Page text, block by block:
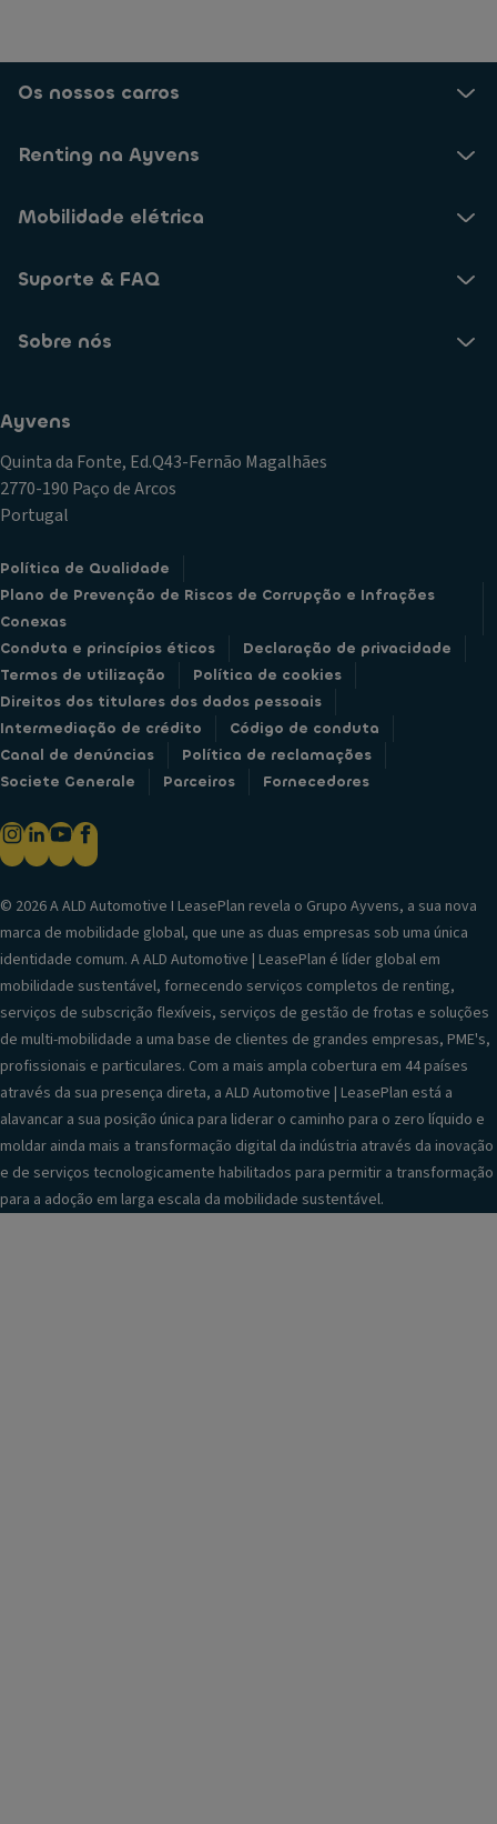
Os nossos carros
Renting na Ayvens
Mobilidade elétrica
Suporte & FAQ
Sobre nós
Ayvens
Quinta da Fonte, Ed.Q43-Fernão Magalhães
2770-190 Paço de Arcos
Portugal
Política de Qualidade
Plano de Prevenção de Riscos de Corrupção e Infrações
Conexas
Conduta e princípios éticos
Declaração de privacidade
Termos de utilização
Política de cookies
Direitos dos titulares dos dados pessoais
Intermediação de crédito
Código de conduta
Canal de denúncias
Política de reclamações
Societe Generale
Parceiros Fornecedores
© 2026 A ALD Automotive I LeasePlan revela o Grupo Ayvens, a sua nova
marca de mobilidade global, que une as duas empresas sob uma única
identidade comum. A ALD Automotive | LeasePlan é líder global em
mobilidade sustentável, fornecendo serviços completos de renting,
serviços de subscrição flexíveis, serviços de gestão de frotas e soluções
de multi-mobilidade a uma base de clientes de grandes empresas, PME's,
profissionais e particulares. Com a mais ampla cobertura em 44 países
através da sua presença direta, a ALD Automotive | LeasePlan está a
alavancar a sua posição única para liderar o caminho para o zero líquido e
moldar ainda mais a transformação digital da indústria através da inovação
e de serviços tecnologicamente habilitados para permitir a transformação
para a adoção em larga escala da mobilidade sustentável.